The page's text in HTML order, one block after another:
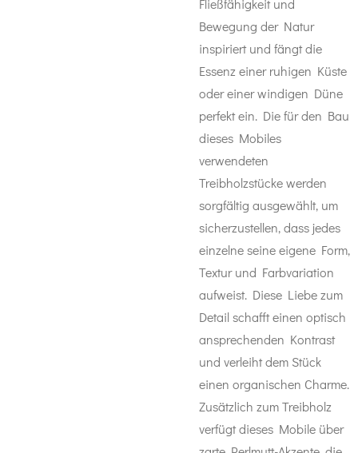
Fließfähigkeit und
Bewegung der Natur
inspiriert und fängt die
Essenz einer ruhigen Küste
oder einer windigen Düne
perfekt ein. Die für den Bau
dieses Mobiles
verwendeten
Treibholzstücke werden
sorgfältig ausgewählt, um
sicherzustellen, dass jedes
einzelne seine eigene Form,
Textur und Farbvariation
aufweist. Diese Liebe zum
Detail schafft einen optisch
ansprechenden Kontrast
und verleiht dem Stück
einen organischen Charme.
Zusätzlich zum Treibholz
verfügt dieses Mobile über